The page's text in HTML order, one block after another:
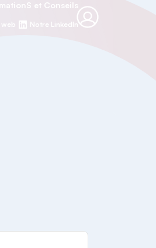
et Conseils
web Notre LinkedIn